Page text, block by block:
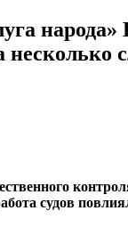
судов